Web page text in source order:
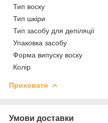
Тип воску
Тип шкіри
Тип засобу для депіляції
Упаковка засобу
Форма випуску воску
Колір
Приховати
Умови доставки